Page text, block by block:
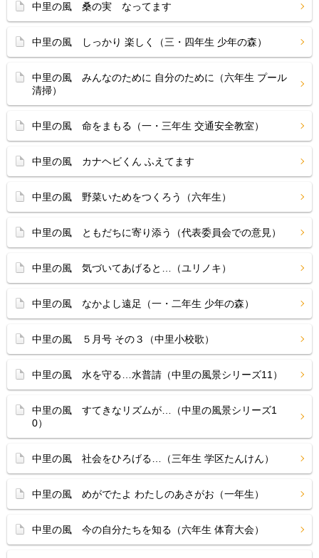
中里の風 桑の実 なってます
中里の風 しっかり 楽しく（三・四年生 少年の森）
中里の風 みんなのために 自分のために（六年生 プール
清掃）
中里の風 命をまもる（一・三年生 交通安全教室）
中里の風 カナヘビくん ふえてます
中里の風 野菜いためをつくろう（六年生）
中里の風 ともだちに寄り添う（代表委員会での意見）
中里の風 気づいてあげると…（ユリノキ）
中里の風 なかよし遠足（一・二年生 少年の森）
中里の風 ５月号 その３（中里小校歌）
中里の風 水を守る…水普請（中里の風景シリーズ11）
中里の風 すてきなリズムが…（中里の風景シリーズ1
0）
中里の風 社会をひろげる…（三年生 学区たんけん）
中里の風 めがでたよ わたしのあさがお（一年生）
中里の風 今の自分たちを知る（六年生 体育大会）